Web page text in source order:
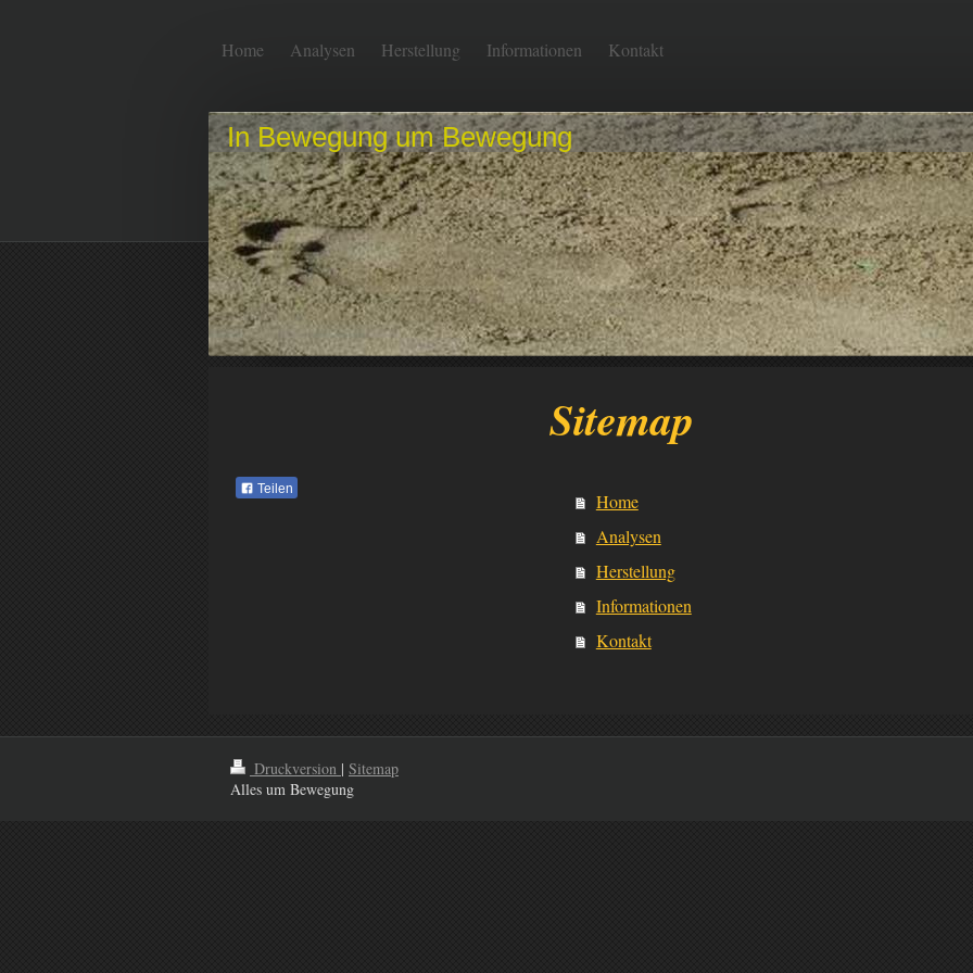
Home Analysen Herstellung Informationen Kontakt
In Bewegung um Bewegung
Sitemap
Home
Analysen
Herstellung
Informationen
Kontakt
Teilen
Druckversion | Sitemap
Alles um Bewegung